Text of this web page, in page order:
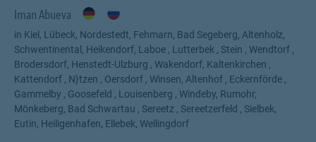
können, die wirklich zu Ihrer Lebenssituation passt.
⸻
Beratung auf Augenhöhe
Versicherungen sind Vertrauenssache. Mir ist es wichtig, dass Sie
sich gut aufgehoben fühlen und jederzeit wissen, worum es geht.
Ich lege Wert auf:
✅ eine klare und ehrliche Beratung
✅ Lösungen, die zu Ihnen passen
✅ langfristige Betreuung, auch nach Vertragsabschluss
Iman Abueva
in Kiel, Lübeck, Nordestedt, Fehmarn, Bad Segeberg, Altenholz,
Schwentinental, Heikendorf, Laboe , Lutterbek , Stein , Wendtorf ,
Brodersdorf, Henstedt-Ulzburg , Wakendorf, Kaltenkirchen ,
Kattendorf , N}tzen , Oersdorf , Winsen, Altenhof , Eckernförde ,
Gammelby , Goosefeld , Louisenberg , Windeby, Rumohr,
Mönkeberg, Bad Schwartau , Sereetz , Sereetzerfeld , Sielbek,
Eutin, Heiligenhafen, Ellebek, Wellingdorf